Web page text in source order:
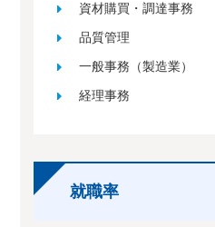
資材購買・調達事務
品質管理
一般事務（製造業）
経理事務
就職率